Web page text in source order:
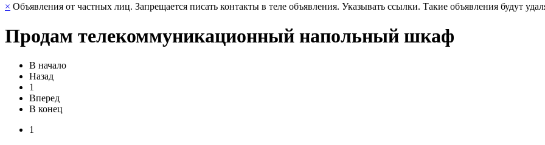
× Объявления от частных лиц. Запрещается писать контакты в теле объявления. Указывать ссылки. Такие объявления будут
Продам телекоммуникационный напольный шкаф
В начало
Назад
1
Вперед
В конец
1